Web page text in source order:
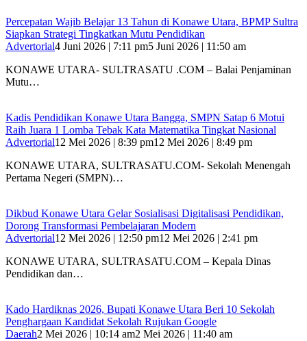
Percepatan Wajib Belajar 13 Tahun di Konawe Utara, BPMP Sultra
Siapkan Strategi Tingkatkan Mutu Pendidikan
Advertorial4 Juni 2026 | 7:11 pm5 Juni 2026 | 11:50 am
KONAWE UTARA- SULTRASATU .COM – Balai Penjaminan
Mutu…
Kadis Pendidikan Konawe Utara Bangga, SMPN Satap 6 Motui
Raih Juara 1 Lomba Tebak Kata Matematika Tingkat Nasional
Advertorial12 Mei 2026 | 8:39 pm12 Mei 2026 | 8:49 pm
KONAWE UTARA, SULTRASATU.COM- Sekolah Menengah
Pertama Negeri (SMPN)…
Dikbud Konawe Utara Gelar Sosialisasi Digitalisasi Pendidikan,
Dorong Transformasi Pembelajaran Modern
Advertorial12 Mei 2026 | 12:50 pm12 Mei 2026 | 2:41 pm
KONAWE UTARA, SULTRASATU.COM – Kepala Dinas
Pendidikan dan…
Kado Hardiknas 2026, Bupati Konawe Utara Beri 10 Sekolah
Penghargaan Kandidat Sekolah Rujukan Google
Daerah2 Mei 2026 | 10:14 am2 Mei 2026 | 11:40 am